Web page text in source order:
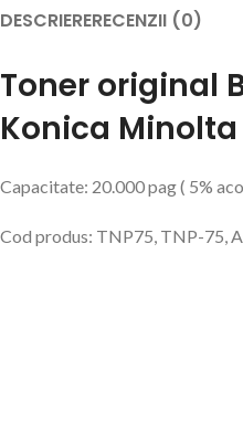
DESCRIERERECENZII (0)
Toner original
Konica Minolta
Capacitate: 20.000 pag ( 5%
Cod produs: TNP75, TNP-75,